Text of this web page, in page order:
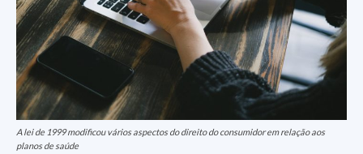
A lei de 1999 modificou vários aspectos do direito do consumidor em relação aos
planos de saúde